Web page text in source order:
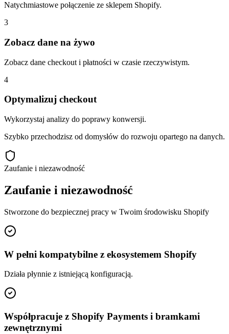
Natychmiastowe połączenie ze sklepem Shopify.
3
Zobacz dane na żywo
Zobacz dane checkout i płatności w czasie rzeczywistym.
4
Optymalizuj checkout
Wykorzystaj analizy do poprawy konwersji.
Szybko przechodzisz od domysłów do rozwoju opartego na danych.
Zaufanie i niezawodność
Zaufanie i niezawodność
Stworzone do bezpiecznej pracy w Twoim środowisku Shopify
W pełni kompatybilne z ekosystemem Shopify
Działa płynnie z istniejącą konfiguracją.
Współpracuje z Shopify Payments i bramkami
zewnętrznymi